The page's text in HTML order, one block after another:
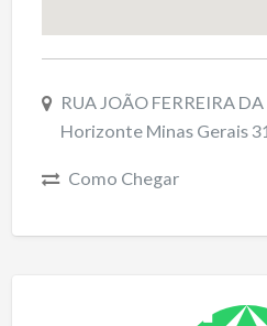
RUA JOÃO FERREIRA
Horizonte Minas Gerais
Como Chegar